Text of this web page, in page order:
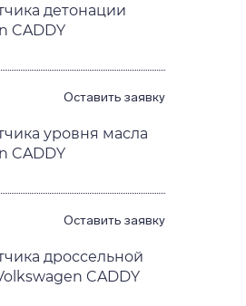
детонации
CADDY
Оставить заявку
уровня масла
CADDY
Оставить заявку
дроссельной
CADDY